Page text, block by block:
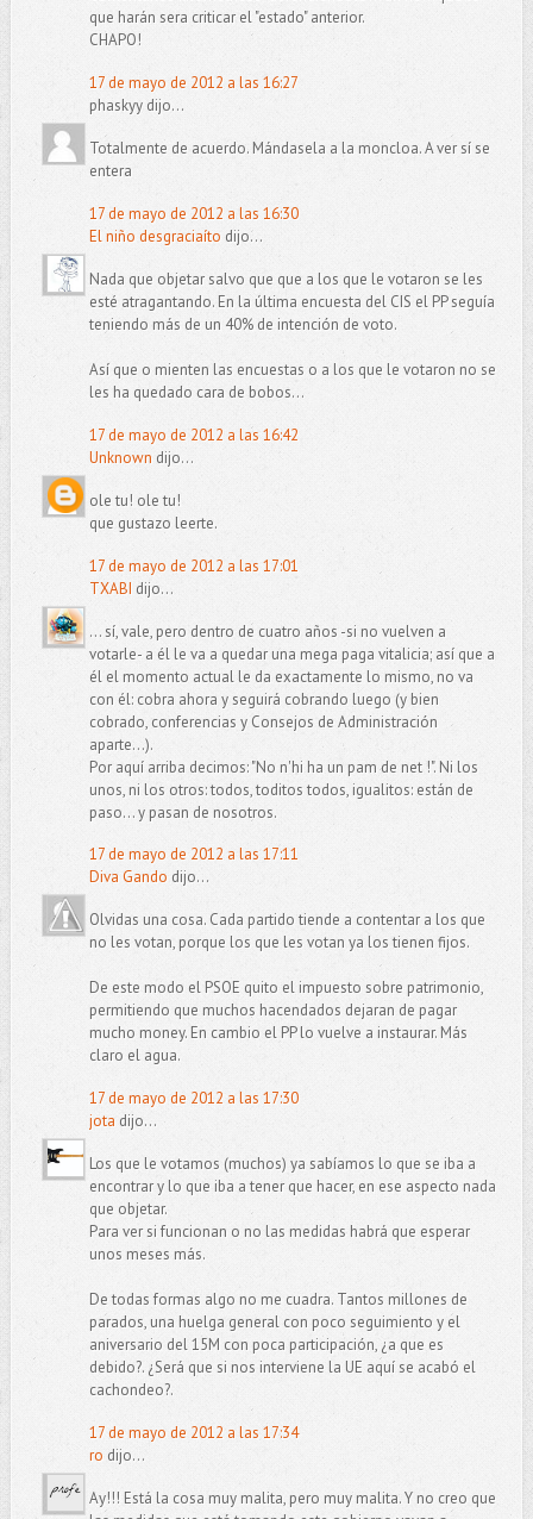
que harán sera criticar el "estado" anterior.
CHAPO!
17 de mayo de 2012 a las 16:27
phaskyy dijo...
Totalmente de acuerdo. Mándasela a la moncloa. A ver sí se
entera
17 de mayo de 2012 a las 16:30
El niño desgraciaíto dijo...
Nada que objetar salvo que que a los que le votaron se les
esté atragantando. En la última encuesta del CIS el PP seguía
teniendo más de un 40% de intención de voto.
Así que o mienten las encuestas o a los que le votaron no se
les ha quedado cara de bobos...
17 de mayo de 2012 a las 16:42
Unknown dijo...
ole tu! ole tu!
que gustazo leerte.
17 de mayo de 2012 a las 17:01
TXABI dijo...
... sí, vale, pero dentro de cuatro años -si no vuelven a
votarle- a él le va a quedar una mega paga vitalicia; así que a
él el momento actual le da exactamente lo mismo, no va
con él: cobra ahora y seguirá cobrando luego (y bien
cobrado, conferencias y Consejos de Administración
aparte...).
Por aquí arriba decimos: "No n'hi ha un pam de net !". Ni los
unos, ni los otros: todos, toditos todos, igualitos: están de
paso... y pasan de nosotros.
17 de mayo de 2012 a las 17:11
Diva Gando dijo...
Olvidas una cosa. Cada partido tiende a contentar a los que
no les votan, porque los que les votan ya los tienen fijos.
De este modo el PSOE quito el impuesto sobre patrimonio,
permitiendo que muchos hacendados dejaran de pagar
mucho money. En cambio el PP lo vuelve a instaurar. Más
claro el agua.
17 de mayo de 2012 a las 17:30
jota dijo...
Los que le votamos (muchos) ya sabíamos lo que se iba a
encontrar y lo que iba a tener que hacer, en ese aspecto nada
que objetar.
Para ver si funcionan o no las medidas habrá que esperar
unos meses más.
De todas formas algo no me cuadra. Tantos millones de
parados, una huelga general con poco seguimiento y el
aniversario del 15M con poca participación, ¿a que es
debido?. ¿Será que si nos interviene la UE aquí se acabó el
cachondeo?.
17 de mayo de 2012 a las 17:34
ro dijo...
Ay!!! Está la cosa muy malita, pero muy malita. Y no creo que